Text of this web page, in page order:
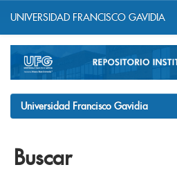
navigation
UNIVERSIDAD FRANCISCO GAVIDIA
Universidad Francisco Gavidia
Buscar